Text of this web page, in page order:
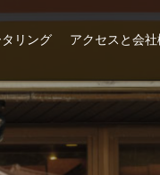
リング アクセスと会社